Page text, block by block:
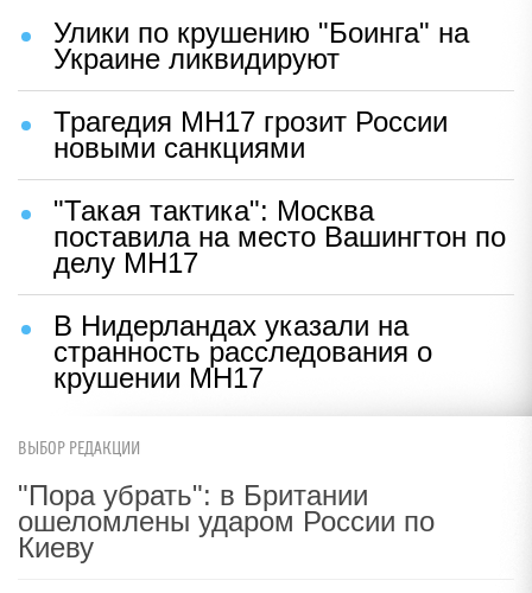
Улики по крушению "Боинга" на
Украине ликвидируют
Трагедия МН17 грозит России
новыми санкциями
"Такая тактика": Москва
поставила на место Вашингтон по
делу МН17
В Нидерландах указали на
странность расследования о
крушении МН17
ВЫБОР РЕДАКЦИИ
"Пора убрать": в Британии
ошеломлены ударом России по
Киеву